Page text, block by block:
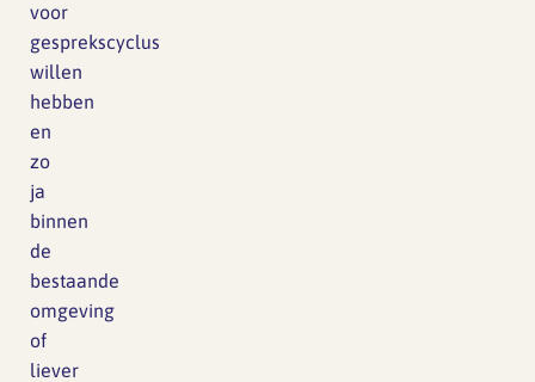
voor
gesprekscyclus
willen
hebben
en
zo
ja
binnen
de
bestaande
omgeving
of
liever